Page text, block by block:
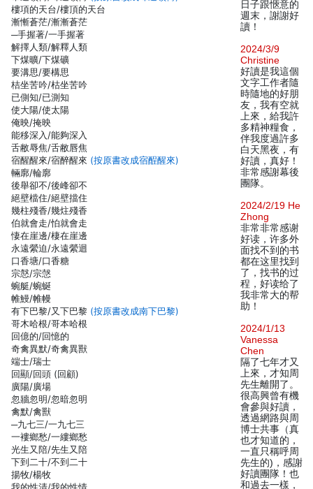
樓項的天台/樓頂的天台
漸慚蒼茫/漸漸蒼茫
─手握著/一手握著
解擇人類/解釋人類
下煤曠/下煤礦
要溝思/要構思
桔坐苦吟/枯坐苦吟
已側知/已測知
使大陽/使太陽
俺映/掩映
能移深入/能夠深入
舌敝辱焦/舌敝唇焦
宿醒醒來/宿醉醒來 (按原書改成宿酲醒來)
輛廓/輪廓
後舉卻不/後峰卻不
絕壁檔住/絕壁擋住
幾柱殘香/幾炷殘香
伯就會走/怕就會走
悽在崖邊/棲在崖邊
永遠縈迫/永遠縈迴
口香塘/口香糖
宗慤/宗愨
蜿艇/蜿蜒
帷鰻/帷幔
有下巴黎/又下巴黎 (按原書改成南下巴黎)
哥木哈根/哥本哈根
回億的/回憶的
奇禽異默/奇禽異獸
端士/瑞士
回顯/回頭 (回顧)
廣陽/廣場
忽牆忽明/忽暗忽明
禽默/禽獸
─九七三/一九七三
一褸鄉愁/一縷鄉愁
光生又陪/先生又陪
下到二十/不到二十
揚牧/楊牧
日子跟愜意的
週末，謝謝好
讀！
2024/3/9
Christine
好讀是我這個
文字工作者隨
時隨地的好朋
友，我有空就
上來，給我許
多精神糧食，
伴我度過許多
白天黑夜，有
好讀，真好！
非常感謝幕後
團隊。
2024/2/19 He
Zhong
非常非常感谢
好读，许多外
面找不到的书
都在这里找到
了，找书的过
程，好读给了
我非常大的帮
助！
2024/1/13
Vanessa
Chen
隔了七年才又
上來，才知周
先生離開了。
很高興曾有機
會參與好讀，
透過網路與周
博士共事（真
也才知道的，
一直只稱呼周
先生的)，感謝
好讀團隊！也
和過去一樣，